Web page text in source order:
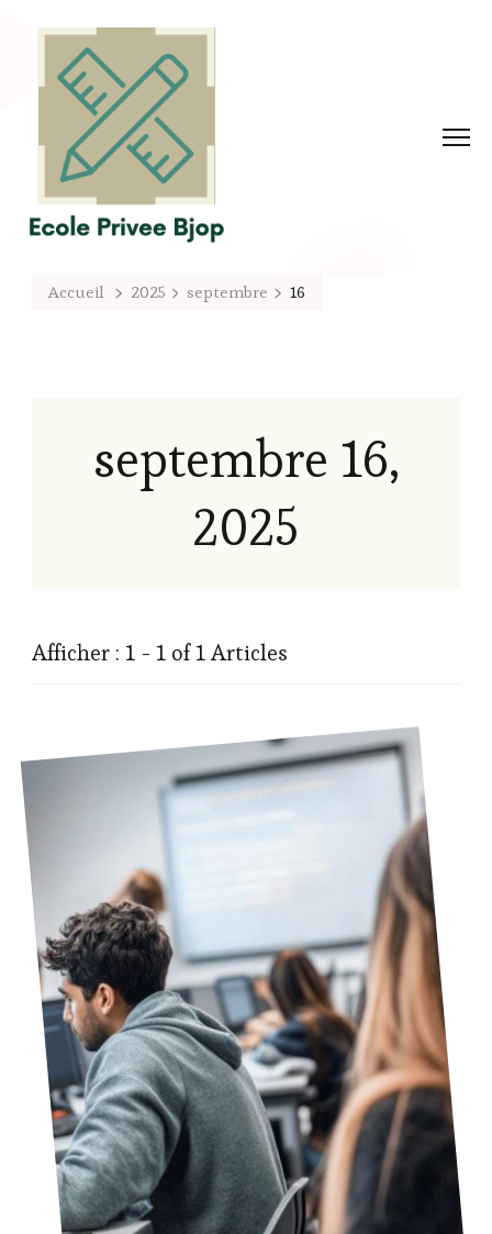
Accueil 2025 septembre 16
septembre 16,
2025
Afficher : 1 - 1 of 1 Articles